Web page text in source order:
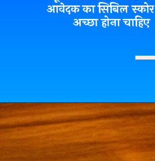
आवेदक का सिबिल
अच्छा होना चाहिए